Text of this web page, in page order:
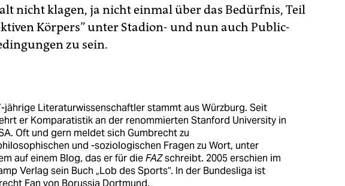
nicht klagen, ja nicht einmal über das Bedürfnis, Teil
Körpers” unter Stadion- und nun auch Public-
zu sein.
jährige Literaturwissenschaftler stammt aus Würzburg. Seit
er Komparatistik an der renommierten Stanford University in
Oft und gern meldet sich Gumbrecht zu
und -soziologischen Fragen zu Wort, unter
auf einem Blog, das er für dieFAZschreibt. 2005 erschien im
Verlag sein Buch „Lob des Sports“. In der Bundesliga ist
Fan von Borussia Dortmund.